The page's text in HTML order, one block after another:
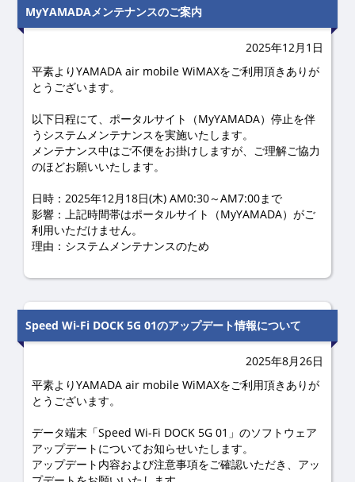
MyYAMADAメンテナンスのご案内
2025年12月1日
平素よりYAMADA air mobile WiMAXをご利用頂きありが
とうございます。
以下日程にて、ポータルサイト（MyYAMADA）停止を伴
うシステムメンテナンスを実施いたします。
メンテナンス中はご不便をお掛けしますが、ご理解ご協力
のほどお願いいたします。
日時：2025年12月18日(木) AM0:30～AM7:00まで
影響：上記時間帯はポータルサイト（MyYAMADA）がご
利用いただけません。
理由：システムメンテナンスのため
Speed Wi-Fi DOCK 5G 01のアップデート情報について
2025年8月26日
平素よりYAMADA air mobile WiMAXをご利用頂きありが
とうございます。
データ端末「Speed Wi-Fi DOCK 5G 01」のソフトウェア
アップデートについてお知らせいたします。
アップデート内容および注意事項をご確認いただき、アッ